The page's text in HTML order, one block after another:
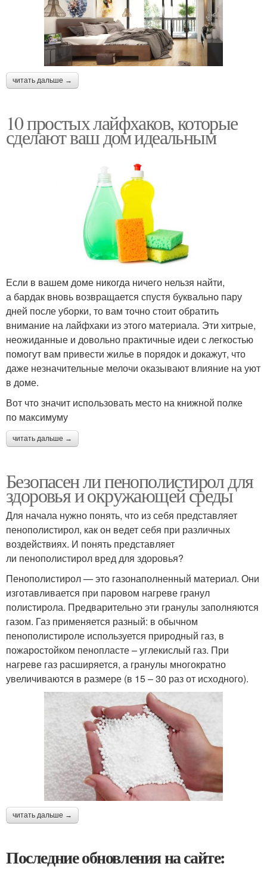
читать дальше →
10 простых лайфхаков, которые
сделают ваш дом идеальным
Если в вашем доме никогда ничего нельзя найти,
а бардак вновь возвращается спустя буквально пару
дней после уборки, то вам точно стоит обратить
внимание на лайфхаки из этого материала. Эти хитрые,
неожиданные и довольно практичные идеи с легкостью
помогут вам привести жилье в порядок и докажут, что
даже незначительные мелочи оказывают влияние на уют
в доме.
Вот что значит использовать место на книжной полке
по максимуму
читать дальше →
Безопасен ли пенополистирол для
здоровья и окружающей среды
Для начала нужно понять, что из себя представляет
пенополистирол, как он ведет себя при различных
воздействиях. И понять представляет
ли пенополистирол вред для здоровья?
Пенополистирол — это газонаполненный материал. Они
изготавливается при паровом нагреве гранул
полистирола. Предварительно эти гранулы заполняются
газом. Газ применяется разный: в обычном
пенополистироле используется природный газ, в
пожаростойком пенопласте – углекислый газ. При
нагреве газ расширяется, а гранулы многократно
увеличиваются в размере (в 15 – 30 раз от исходного).
читать дальше →
Последние обновления на сайте: